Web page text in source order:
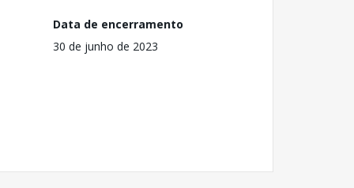
Data de encerramento
30 de junho de 2023